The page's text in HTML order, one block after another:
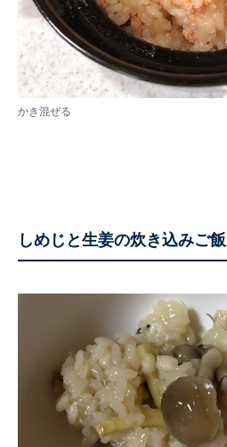
かき混ぜる
しめじと生姜の炊き込みご飯